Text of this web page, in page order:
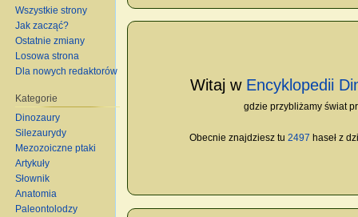
Witaj w Encyklopedii
gdzie przybliżamy świat
Obecnie znajdziesz tu2497 haseł z
Wszystkie strony
Jak zacząć?
Ostatnie zmiany
Losowa strona
Dla nowych redaktorów
Kategorie
Dinozaury
Silezaurydy
Mezozoiczne ptaki
Artykuły
Słownik
Anatomia
Paleontolodzy